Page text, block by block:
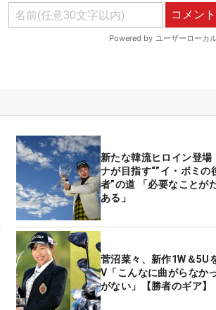
新たな韓流ヒロイン登場
ナが目指す“”イ・ボミの
者”の道 「必要なことが
ある」
菅沼菜々、新作1W＆5U
V「こんなに曲がらなか
がない」【勝者のギア】